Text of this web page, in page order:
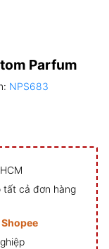
Parfum
NPS683
tất cả đơn hàng
Shopee